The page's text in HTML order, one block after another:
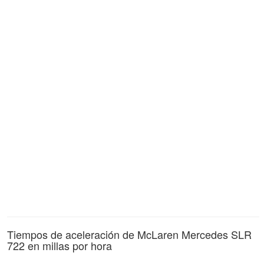
Tiempos de aceleración de McLaren Mercedes SLR
722 en millas por hora